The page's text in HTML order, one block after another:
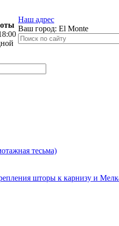
Наш адрес
Ваш город: El Monte
тесьма)
шторы к карнизу и